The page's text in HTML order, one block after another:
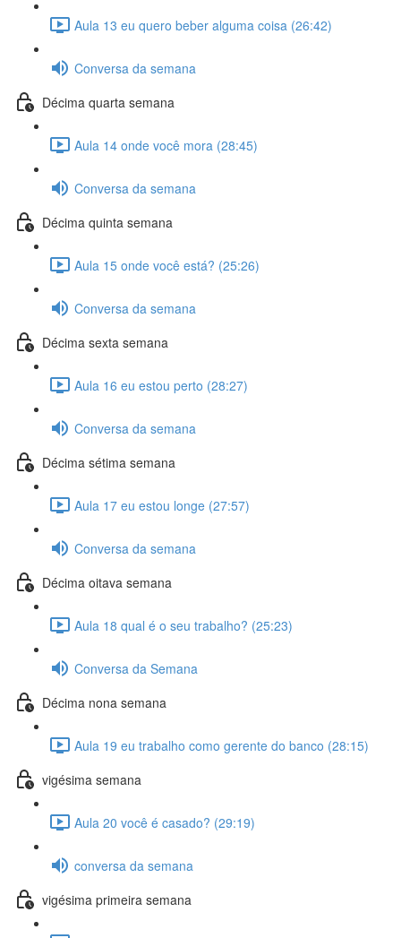
Aula 13 eu quero beber alguma coisa (26:42)
Conversa da semana
Décima quarta semana
Aula 14 onde você mora (28:45)
Conversa da semana
Décima quinta semana
Aula 15 onde você está? (25:26)
Conversa da semana
Décima sexta semana
Aula 16 eu estou perto (28:27)
Conversa da semana
Décima sétima semana
Aula 17 eu estou longe (27:57)
Conversa da semana
Décima oitava semana
Aula 18 qual é o seu trabalho? (25:23)
Conversa da Semana
Décima nona semana
Aula 19 eu trabalho como gerente do banco (28:15)
vigésima semana
Aula 20 você é casado? (29:19)
conversa da semana
vigésima primeira semana